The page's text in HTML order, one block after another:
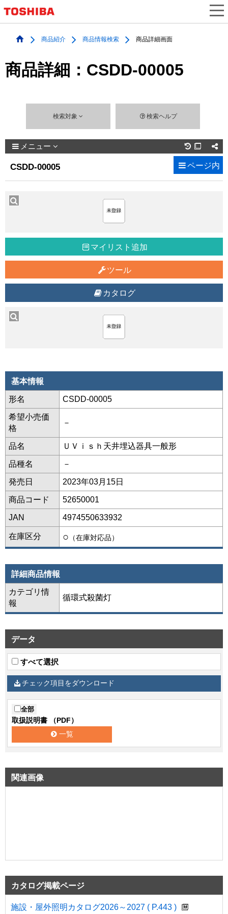
商品紹介 商品情報検索 商品詳細画面
商品詳細：CSDD-00005
検索対象 検索ヘルプ
メニュー 
CSDD-00005 ページ内
マイリスト追加
ツール
カタログ
基本情報
形名 CSDD-00005
希望小売価
格
－
品名 ＵＶｉｓｈ天井埋込器具一般形
品種名 －
発売日 2023年03月15日
商品コード 52650001
JAN 4974550633932
在庫区分 ○ （在庫対応品）
詳細商品情報
カテゴリ情
報
循環式殺菌灯
データ
すべて選択
チェック項目をダウンロード
全部
取扱説明書 （PDF）
一覧
関連画像
カタログ掲載ページ
施設・屋外照明カタログ2026～2027 ( P.443 )